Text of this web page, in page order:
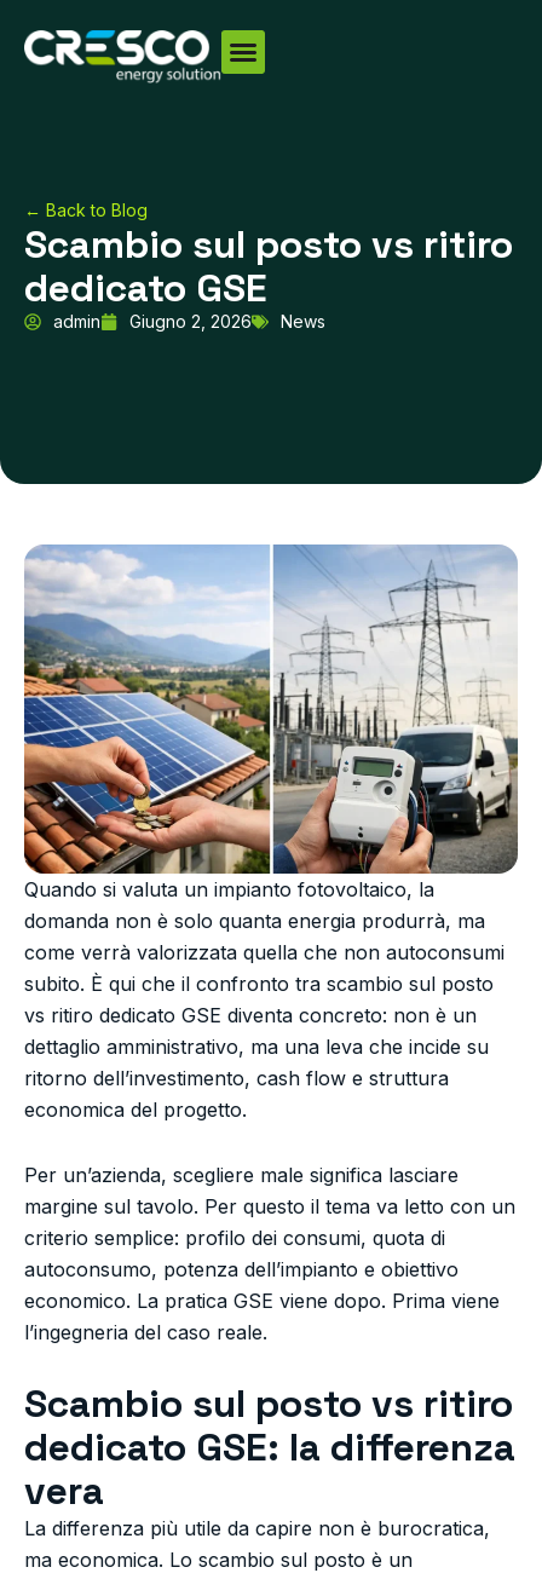
← Back to Blog
Scambio sul posto vs ritiro
dedicato GSE
admin Giugno 2, 2026 News
Quando si valuta un impianto fotovoltaico, la
domanda non è solo quanta energia produrrà, ma
come verrà valorizzata quella che non autoconsumi
subito. È qui che il confronto tra scambio sul posto
vs ritiro dedicato GSE diventa concreto: non è un
dettaglio amministrativo, ma una leva che incide su
ritorno dell’investimento, cash flow e struttura
economica del progetto.
Per un’azienda, scegliere male significa lasciare
margine sul tavolo. Per questo il tema va letto con un
criterio semplice: profilo dei consumi, quota di
autoconsumo, potenza dell’impianto e obiettivo
economico. La pratica GSE viene dopo. Prima viene
l’ingegneria del caso reale.
Scambio sul posto vs ritiro
dedicato GSE: la differenza
vera
La differenza più utile da capire non è burocratica,
ma economica. Lo scambio sul posto è un